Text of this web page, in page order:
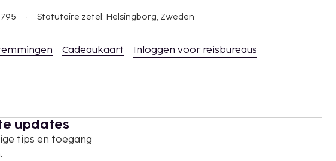
Statutaire zetel: Helsingborg, Zweden
Cadeaukaart Inloggen voor reisbureaus
updates
tips en toegang